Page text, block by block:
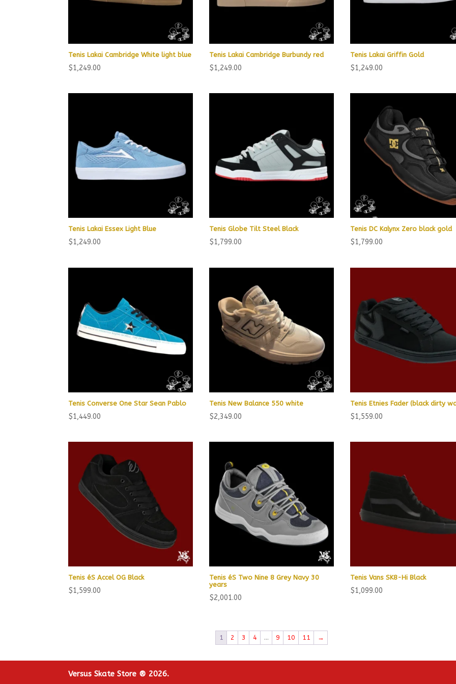
Tenis Lakai Cambridge White light blue
$1,249.00
Tenis Lakai Cambridge Burbundy red
$1,249.00
Tenis Lakai Griffin Gold
$1,249.00
Tenis Lakai Essex Light Blue
$1,249.00
Tenis Globe Tilt Steel Black
$1,799.00
Tenis DC Kalynx Zero black gold
$1,799.00
Tenis Converse One Star Sean Pablo
$1,449.00
Tenis New Balance 550 white
$2,349.00
Tenis Etnies Fader (black dirty
$1,559.00
Tenis éS Accel OG Black
$1,599.00
Tenis éS Two Nine 8 Grey Navy 30
years
$2,001.00
Tenis Vans SK8-Hi Black
$1,099.00
1 2 3 4 … 9 10 11 →
Versus Skate Store ® 2026.